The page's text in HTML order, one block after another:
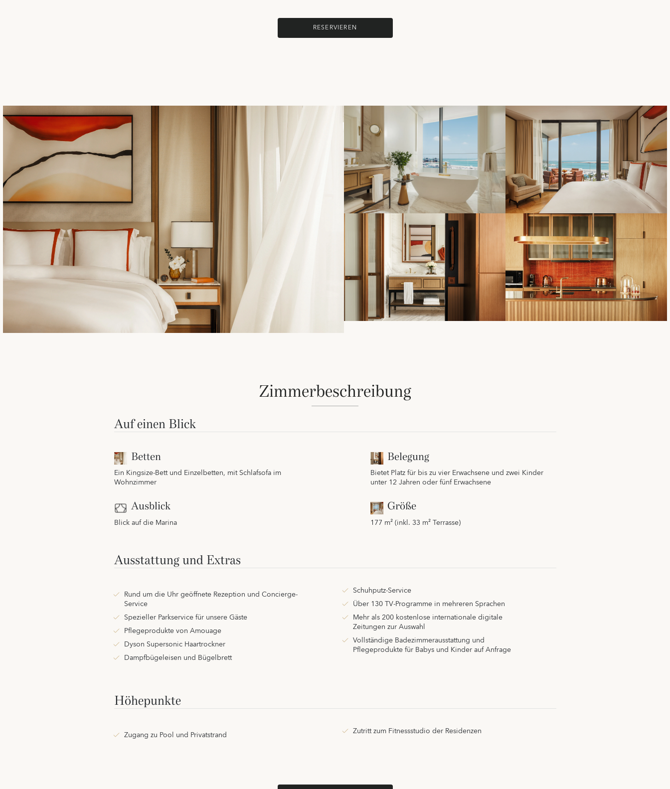
RESERVIEREN
Zimmerbeschreibung
Auf einen Blick
Betten
Ein Kingsize-Bett und Einzelbetten, mit Schlafsofa im
Wohnzimmer
Ausblick
Blick auf die Marina
Belegung
Bietet Platz für bis zu vier Erwachsene und zwei Kinder
unter 12 Jahren oder fünf Erwachsene
Größe
177 m² (inkl. 33 m² Terrasse)
Ausstattung und Extras
Rund um die Uhr geöffnete Rezeption und Concierge-
Service
Spezieller Parkservice für unsere Gäste
Pflegeprodukte von Amouage
Dyson Supersonic Haartrockner
Dampfbügeleisen und Bügelbrett
Schuhputz-Service
Über 130 TV-Programme in mehreren Sprachen
Mehr als 200 kostenlose internationale digitale
Zeitungen zur Auswahl
Vollständige Badezimmerausstattung und
Pflegeprodukte für Babys und Kinder auf Anfrage
Höhepunkte
Zugang zu Pool und Privatstrand Zutritt zum Fitnessstudio der Residenzen